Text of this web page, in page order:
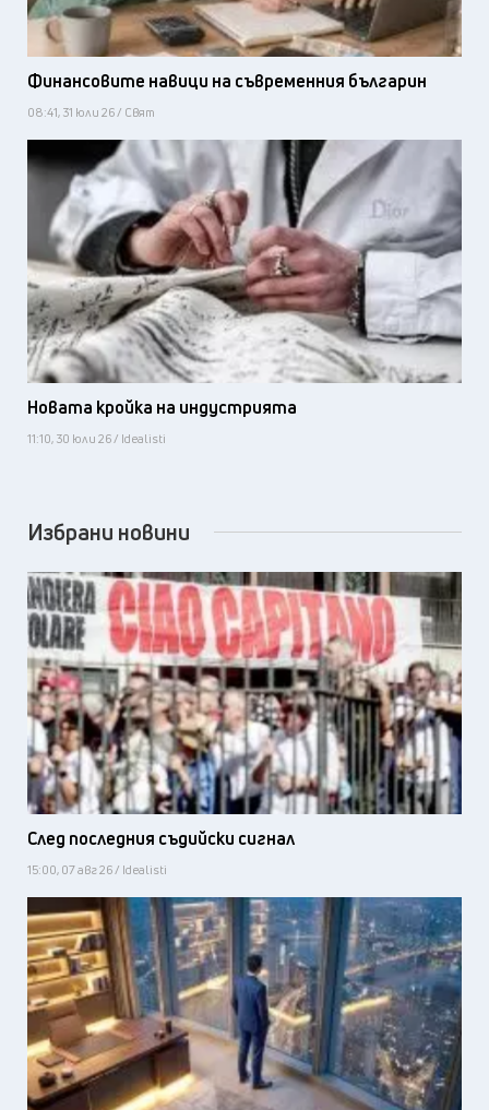
Финансовите навици на съвременния българин
08:41, 31 юли 26 / Свят
Новата кройка на индустрията
11:10, 30 юли 26 / Idealisti
Избрани новини
След последния съдийски сигнал
15:00, 07 авг 26 / Idealisti